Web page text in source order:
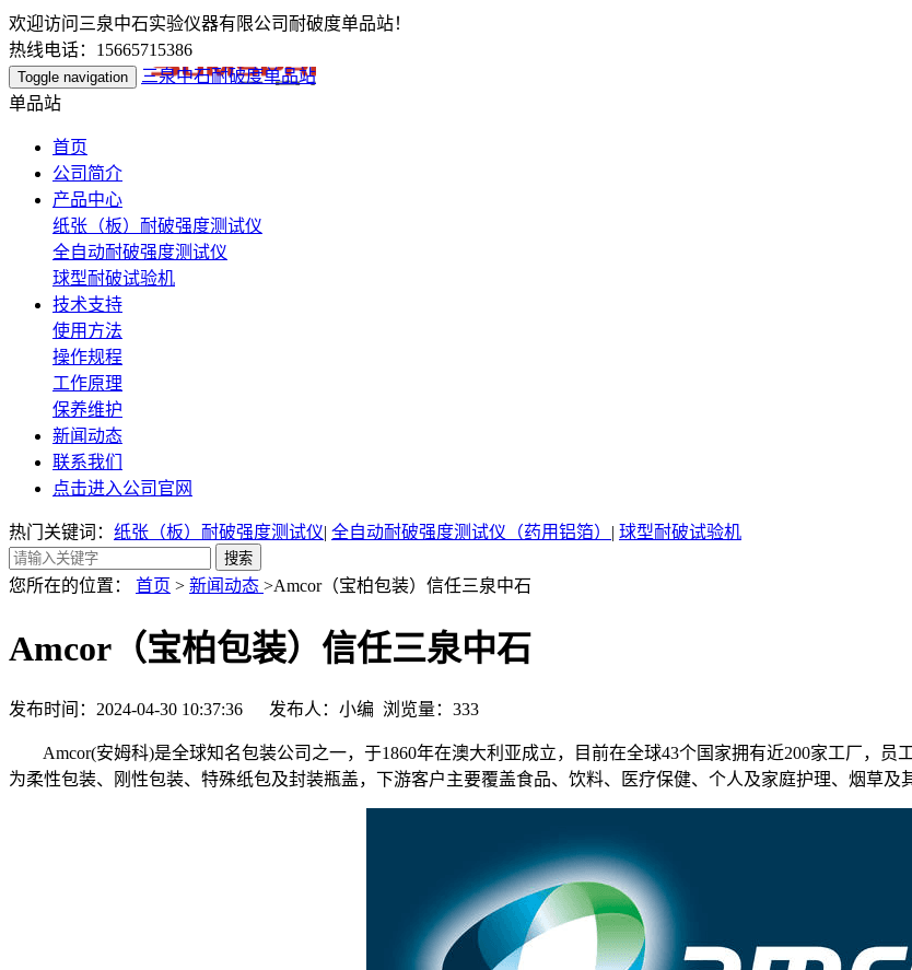
欢迎访问三泉中石实验仪器有限公司耐破度单品站！
热线电话：15665715386
Toggle navigation
三泉中石耐破度单品站
单品站
首页
公司简介
产品中心
纸张（板）耐破强度测试仪
全自动耐破强度测试仪
球型耐破试验机
技术支持
使用方法
操作规程
工作原理
保养维护
新闻动态
联系我们
点击进入公司官网
热门关键词： 纸张（板）耐破强度测试仪| 全自动耐破强度测试仪（药用铝箔） | 球型耐破试验机
您所在的位置： 首页 > 新闻动态 >Amcor（宝柏包装）信任三泉中石
Amcor（宝柏包装）信任三泉中石
发布时间：2024-04-30 10:37:36 发布人：小编 浏览量： 333
Amcor(安姆科)是全球知名包装公司之一，于1860年在澳大利亚成立，目前在全球43个国家拥有近200家工厂，员
为柔性包装、刚性包装、特殊纸包及封装瓶盖，下游客户主要覆盖食品、饮料、医疗保健、个人及家庭护理、烟草及